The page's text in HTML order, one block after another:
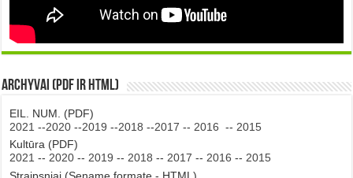
Archyvai (PDF ir HTML)
EIL. NUM. (PDF)
2021 --2020 --2019 --2018 --2017 --2016 --2015
Kultūra (PDF)
2021 --2020 --2019 --2018 --2017 --2016 --2015